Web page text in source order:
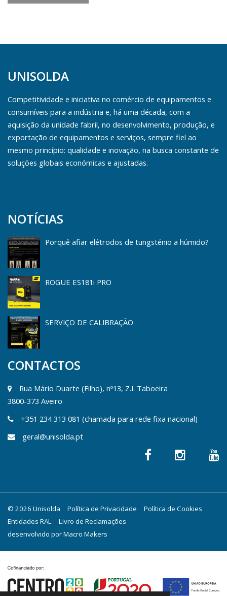
UNISOLDA
Competitividade e iniciativa no comércio de equipamentos e
consumíveis para a indústria e, há uma década, com a
aquisição da unidade fabril, no desenvolvimento, produção, e
exportação de equipamentos e serviços, sempre fiel ao
mesmo princípio: qualidade e inovação, na busca constante de
soluções globais económicas e ajustadas.
NOTÍCIAS
Porquê afiar elétrodos de tungsténio a húmido?
ROGUE ES181i PRO
SERVIÇO DE CALIBRAÇÃO
CONTACTOS
Rua Mário Duarte (Filho), nº13, Z.I. Taboeira
3800-373 Aveiro
+351 234 313 081 (chamada para rede fixa nacional)
geral@unisolda.pt
© 2026 Unisolda Política de Privacidade
Política de Cookies
Entidades RAL
Livro de Reclamações
desenvolvido porMacro Makers